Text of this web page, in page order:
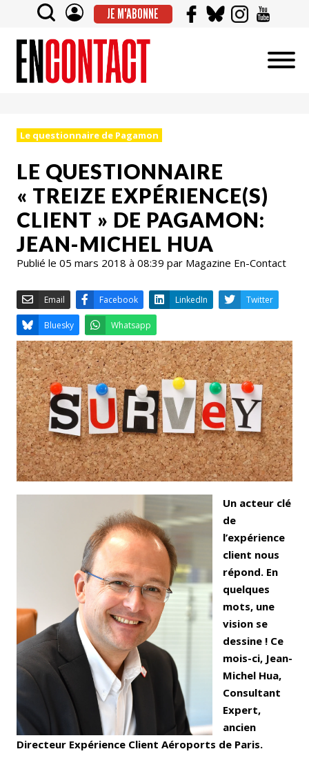
JE M'ABONNE
Le questionnaire de Pagamon
LE QUESTIONNAIRE
« TREIZE EXPÉRIENCE(S)
CLIENT » DE PAGAMON:
JEAN-MICHEL HUA
Publié le 05 mars 2018 à 08:39 par Magazine En-Contact
Email Facebook LinkedIn
Bluesky Whatsapp
Un acteur clé
de
l’expérience
client nous
répond. En
quelques
mots, une
vision se
dessine ! Ce
mois-ci, Jean-
Michel Hua,
Consultant
Expert,
ancien
Directeur Expérience Client Aéroports de Paris.